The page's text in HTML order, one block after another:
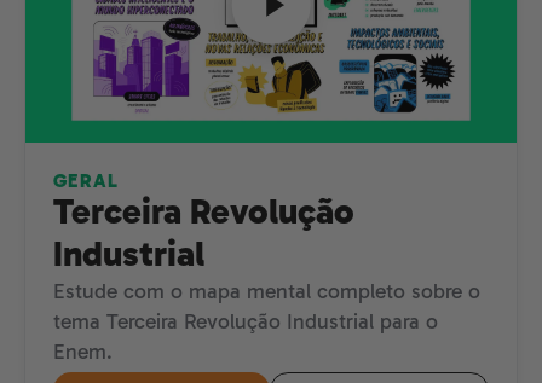
GERAL
Terceira Revolução
Industrial
Estude com o mapa mental completo sobre o
tema Terceira Revolução Industrial para o
Enem.